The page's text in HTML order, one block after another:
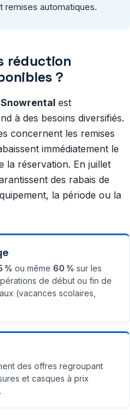
remises automatiques.
réduction
?
est
à des besoins diversifiés.
concernent les remises
immédiatement le
la réservation. En juillet
des rabais de
la période ou la
% ou même 60 % sur les
de début ou fin de
(vacances scolaires,
des offres regroupant
et casques à prix